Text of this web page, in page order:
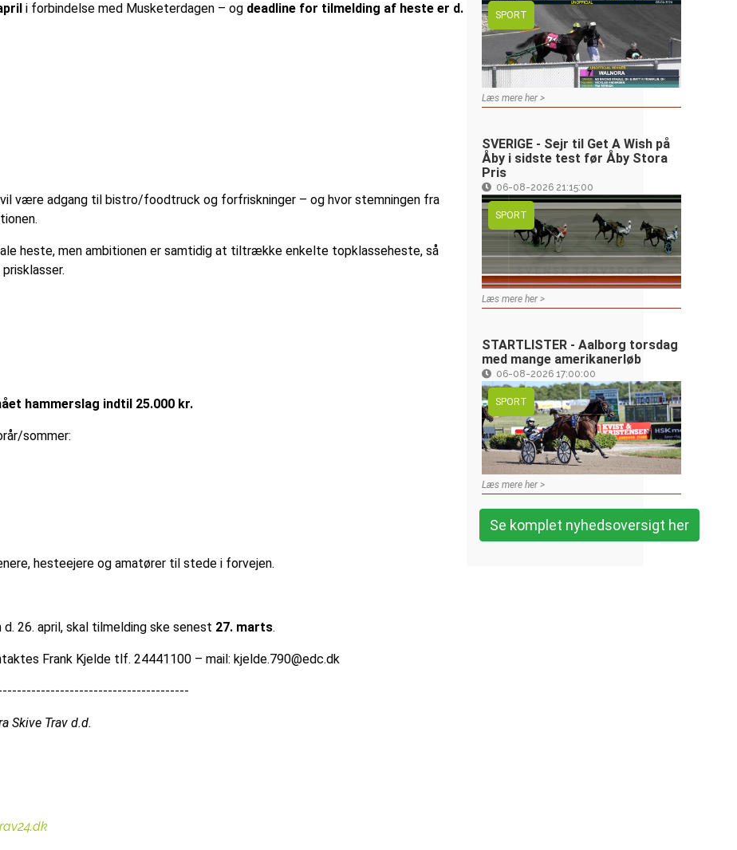
i forbindelse med Musketerdagen – og deadline for tilmelding af heste er d.
være adgang til bistro/foodtruck og forfriskninger – og hvor stemningen fra
heste, men ambitionen er samtidig at tiltrække enkelte topklasseheste, så
hammerslag indtil 25.000 kr.
sommer:
hesteejere og amatører til stede i forvejen.
26. april, skal tilmelding ske senest 27. marts.
Frank Kjelde tlf. 24441100 – mail: kjelde.790@edc.dk
Skive Trav d.d.
SPORT
Læs mere her >
SVERIGE - Sejr til Get A Wish på
Åby i sidste test før Åby Stora
Pris
06-08-2026 21:15:00
SPORT
Læs mere her >
STARTLISTER - Aalborg torsdag
med mange amerikanerløb
06-08-2026 17:00:00
SPORT
Læs mere her >
Se komplet nyhedsoversigt her